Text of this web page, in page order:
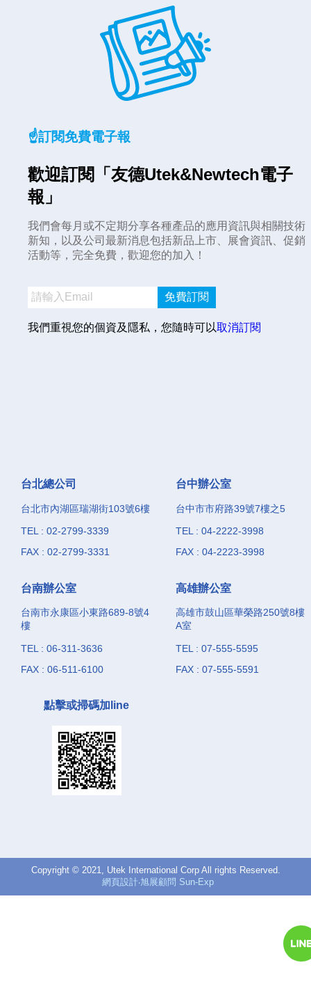
☝️訂閱免費電子報
歡迎訂閱「友德Utek&Newtech電子
報」
我們會每月或不定期分享各種產品的應用資訊與相關技術
新知，以及公司最新消息包括新品上市、展會資訊、促銷
活動等，完全免費，歡迎您的加入！
免費訂閱
我們重視您的個資及隱私，您隨時可以取消訂閱
台北總公司
台北市內湖區瑞湖街103號6樓
TEL : 02-2799-3339
FAX : 02-2799-3331
台中辦公室
台中市市府路39號7樓之5
TEL : 04-2222-3998
FAX : 04-2223-3998
台南辦公室
台南市永康區小東路689-8號4
樓
TEL : 06-311-3636
FAX : 06-511-6100
高雄辦公室
高雄市鼓山區華榮路250號8樓
A室
TEL : 07-555-5595
FAX : 07-555-5591
點擊或掃碼加line
Copyright © 2021, Utek International Corp All rights Reserved.
網頁設計‧旭展顧問 Sun-Exp